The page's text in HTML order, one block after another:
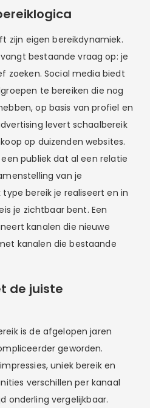
zijn eigen bereikdynamiek.
bestaande vraag op: je
zoeken. Social media biedt
te bereiken die nog
op basis van profiel en
levert schaalbereik
op duizenden websites.
publiek dat al een relatie
van je
bereik je realiseert en in
je zichtbaar bent. Een
kanalen die nieuwe
kanalen die bestaande
de juiste
is de afgelopen jaren
geworden.
uniek bereik en
verschillen per kanaal
onderling vergelijkbaar.